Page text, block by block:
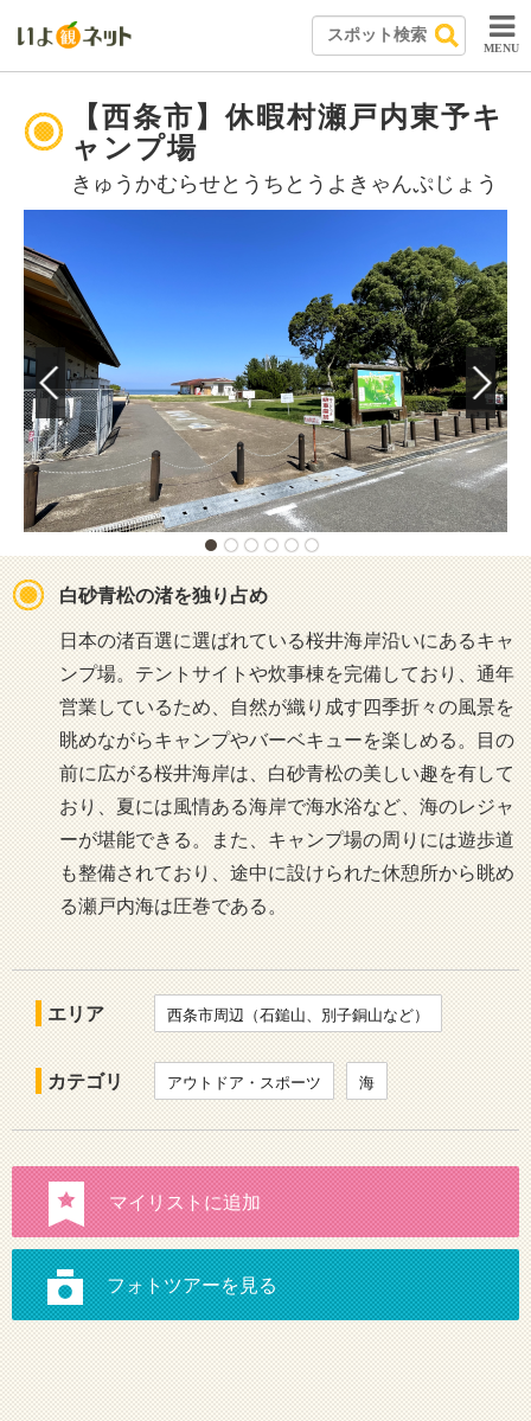
MENU
【西条市】休暇村瀬戸内東予キ
ャンプ場
きゅうかむらせとうちとうよきゃんぷじょう
白砂青松の渚を独り占め
日本の渚百選に選ばれている桜井海岸沿いにあるキャ
ンプ場。テントサイトや炊事棟を完備しており、通年
営業しているため、自然が織り成す四季折々の風景を
眺めながらキャンプやバーベキューを楽しめる。目の
前に広がる桜井海岸は、白砂青松の美しい趣を有して
おり、夏には風情ある海岸で海水浴など、海のレジャ
ーが堪能できる。また、キャンプ場の周りには遊歩道
も整備されており、途中に設けられた休憩所から眺め
る瀬戸内海は圧巻である。
エリア 西条市周辺（石鎚山、別子銅山など）
カテゴリ アウトドア・スポーツ 海